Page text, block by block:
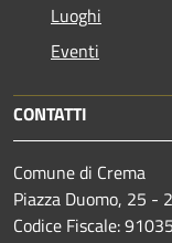
Luoghi
Eventi
CONTATTI
Comune di Crema
Piazza Duomo, 25 -
Codice Fiscale: